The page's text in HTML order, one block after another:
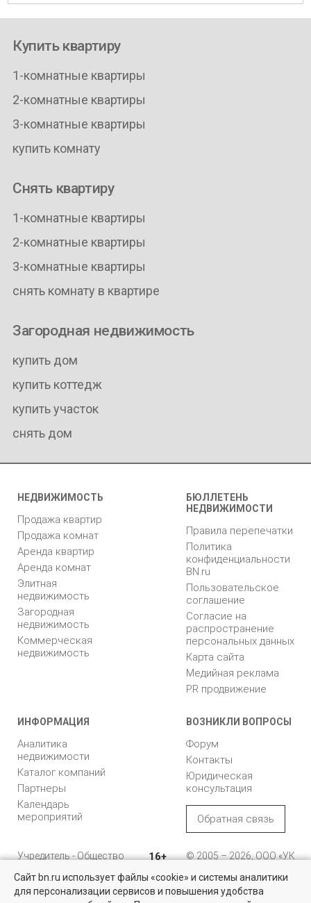
Купить квартиру
1-комнатные квартиры
2-комнатные квартиры
3-комнатные квартиры
купить комнату
Снять квартиру
1-комнатные квартиры
2-комнатные квартиры
3-комнатные квартиры
снять комнату в квартире
Загородная недвижимость
купить дом
купить коттедж
купить участок
снять дом
НЕДВИЖИМОСТЬ
Продажа квартир
Продажа комнат
Аренда квартир
Аренда комнат
Элитная
недвижимость
Загородная
недвижимость
Коммерческая
недвижимость
БЮЛЛЕТЕНЬ
НЕДВИЖИМОСТИ
Правила перепечатки
Политика
конфиденциальности
BN.ru
Пользовательское
соглашение
Согласие на
распространение
персональных данных
Карта сайта
Медийная реклама
PR продвижение
ИНФОРМАЦИЯ
Аналитика
недвижимости
Каталог компаний
Партнеры
Календарь
мероприятий
ВОЗНИКЛИ ВОПРОСЫ
Форум
Контакты
Юридическая
консультация
Обратная связь
Учредитель - Общество
ответственностью
"Управляющая
компания "Бюллетень
16+
© 2005 – 2026, ООО «УК
196105, Санкт-
Петербург, пр. Юрия
Сайт bn.ru использует файлы «cookie» и системы аналитики
для персонализации сервисов и повышения удобства